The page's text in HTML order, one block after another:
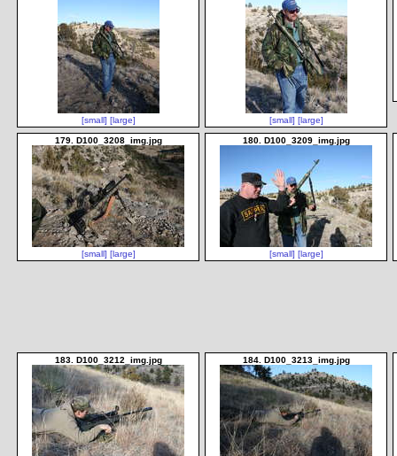
[small] [large] [small] [large]
179. D100_3208_img.jpg
[small] [large]
180. D100_3209_img.jpg
[small] [large]
183. D100_3212_img.jpg 184. D100_3213_img.jpg